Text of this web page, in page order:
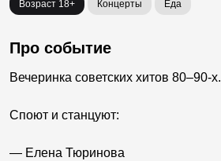
Возраст 18+ Концерты Еда
Про событие
Вечеринка советских хитов 80–90-х.
Споют и станцуют:
— Елена Тюринова